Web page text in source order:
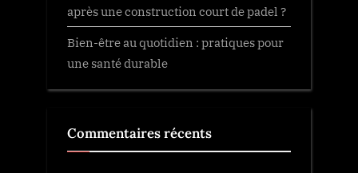
après une construction court de padel ?
Bien-être au quotidien : pratiques pour
une santé durable
Commentaires récents